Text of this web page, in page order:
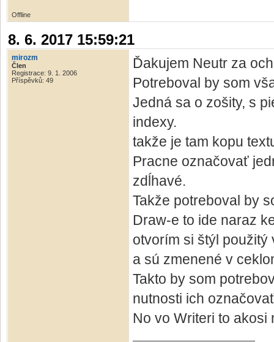
Offline
8. 6. 2017 15:59:21
mirozm
Člen
Registrace: 9. 1. 2006
Příspěvků: 49
Ďakujem Neutr za
Potreboval by som
Jedná sa o zošity, s
indexy.
takže je tam kopu
Pracne označovať
zdĺhavé.
Takže potreboval by
Draw-e to ide naraz
otvorím si štýl
a sú zmenené v
Takto by som
nutnosti ich
No vo Writeri to akosi